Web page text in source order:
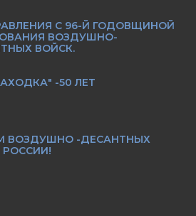
С 96-Й ГОДОВЩИНОЙ
ВОЗДУШНО-
ВОЙСК.
-50 ЛЕТ
ВОЗДУШНО -ДЕСАНТНЫХ
РОССИИ!